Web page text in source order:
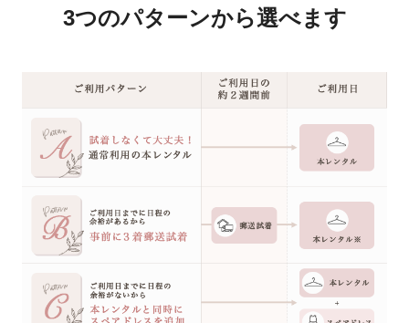
3つのパターンから選べます